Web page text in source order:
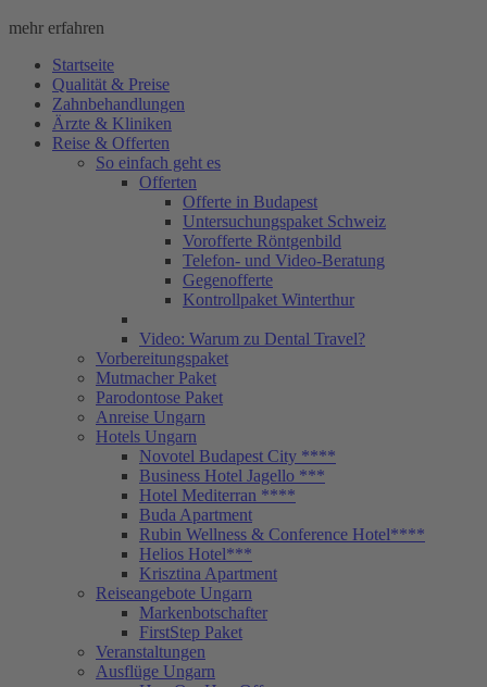
mehr erfahren
Startseite
Qualität & Preise
Zahnbehandlungen
Ärzte & Kliniken
Reise & Offerten
So einfach geht es
Offerten
Offerte in Budapest
Untersuchungspaket Schweiz
Vorofferte Röntgenbild
Telefon- und Video-Beratung
Gegenofferte
Kontrollpaket Winterthur
Video: Warum zu Dental Travel?
Vorbereitungspaket
Mutmacher Paket
Parodontose Paket
Anreise Ungarn
Hotels Ungarn
Novotel Budapest City ****
Business Hotel Jagello ***
Hotel Mediterran ****
Buda Apartment
Rubin Wellness & Conference Hotel****
Helios Hotel***
Krisztina Apartment
Reiseangebote Ungarn
Markenbotschafter
FirstStep Paket
Veranstaltungen
Ausflüge Ungarn